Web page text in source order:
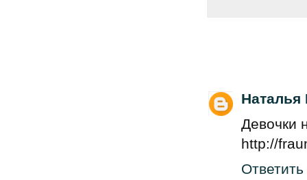
Девочки
http://
Ответить